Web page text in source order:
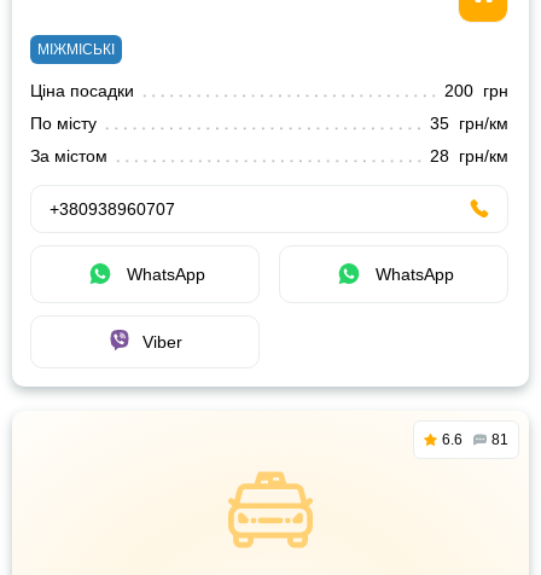
МІЖМІСЬКІ
Ціна посадки
200 грн
По місту
35 грн/км
За містом
28 грн/км
+380938960707
WhatsApp WhatsApp
Viber
6.6 81